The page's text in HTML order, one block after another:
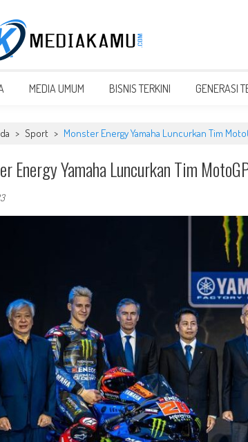
MEDIA UMUM BISNIS TERKINI GENERASI
> Sport > Monster Energy Yamaha Luncurkan Tim
Energy Yamaha Luncurkan Tim